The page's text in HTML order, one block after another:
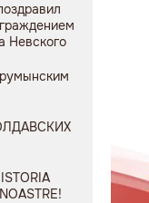
Невского